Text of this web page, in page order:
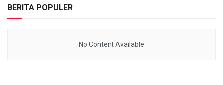
BERITA POPULER
No Content Available